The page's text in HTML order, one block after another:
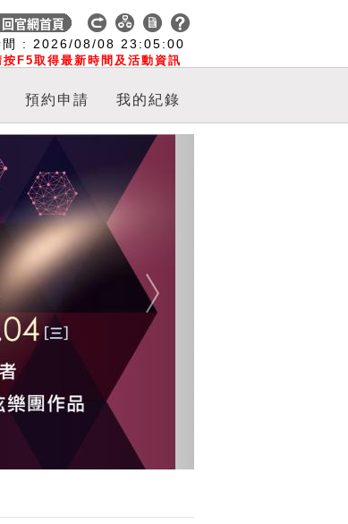
間 : 2026/08/08 23:05:01
F5取得最新時間及活動資訊
預約申請 我的紀錄
Next